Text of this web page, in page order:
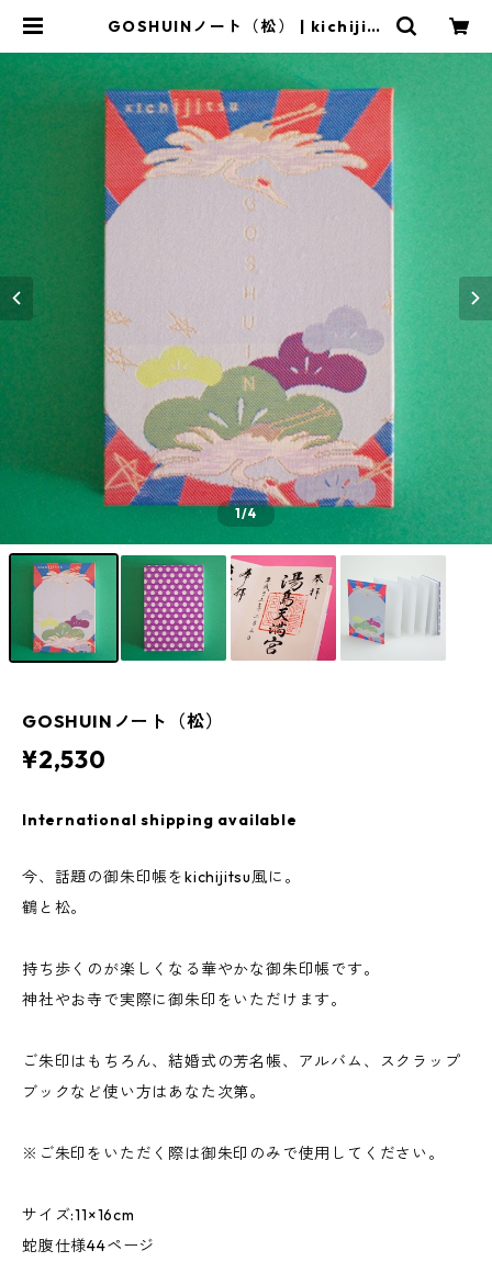
GOSHUINノート（松） | kichijits
1/4
GOSHUINノート（松）
¥2,530
International shipping available
今、話題の御朱印帳をkichijitsu風に。
鶴と松。
持ち歩くのが楽しくなる華やかな御朱印帳です。
神社やお寺で実際に御朱印をいただけます。
ご朱印はもちろん、結婚式の芳名帳、アルバム、スクラップ
ブックなど使い方はあなた次第。
※ご朱印をいただく際は御朱印のみで使用してください。
サイズ:11×16cm
蛇腹仕様44ページ